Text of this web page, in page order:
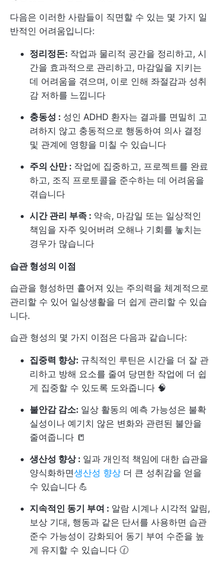
다음은 이러한 사람들이 직면할 수 있는 몇 가지 일
반적인 어려움입니다:
정리정돈: 작업과 물리적 공간을 정리하고, 시
간을 효과적으로 관리하고, 마감일을 지키는
데 어려움을 겪으며, 이로 인해 좌절감과 성취
감 저하를 느낍니다
충동성 : 성인 ADHD 환자는 결과를 면밀히 고
려하지 않고 충동적으로 행동하여 의사 결정
및 관계에 영향을 미칠 수 있습니다
주의 산만 : 작업에 집중하고, 프로젝트를 완료
하고, 조직 프로토콜을 준수하는 데 어려움을
겪습니다
시간 관리 부족 : 약속, 마감일 또는 일상적인
책임을 자주 잊어버려 오해나 기회를 놓치는
경우가 많습니다
습관 형성의 이점
습관을 형성하면 흩어져 있는 주의력을 체계적으로
관리할 수 있어 일상생활을 더 쉽게 관리할 수 있습
니다.
습관 형성의 몇 가지 이점은 다음과 같습니다:
집중력 향상: 규칙적인 루틴은 시간을 더 잘 관
리하고 방해 요소를 줄여 당면한 작업에 더 쉽
게 집중할 수 있도록 도와줍니다 🧠
불안감 감소: 일상 활동의 예측 가능성은 불확
실성이나 예기치 않은 변화와 관련된 불안을
줄여줍니다 📒
생산성 향상 : 일과 개인적 책임에 대한 습관을
양식화하면생산성 향상 더 큰 성취감을 얻을
수 있습니다 💪
지속적인 동기 부여 : 알람 시계나 시각적 알림,
보상 기대, 행동과 같은 단서를 사용하면 습관
준수 가능성이 강화되어 동기 부여 수준을 높
게 유지할 수 있습니다 🕜